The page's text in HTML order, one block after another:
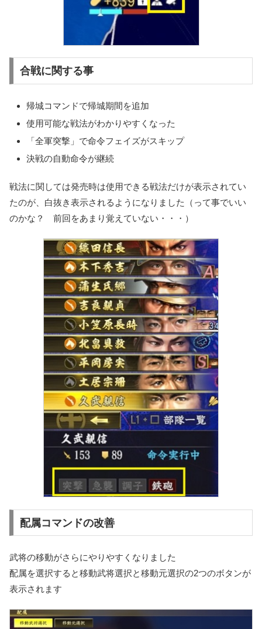
合戦に関する事
帰城コマンドで帰城期間を追加
使用可能な戦法がわかりやすくなった
「全軍突撃」で命令フェイズがスキップ
決戦の自動命令が継続
戦法に関しては発売時は使用できる戦法だけが表示されてい
たのが、白抜き表示されるようになりました（って事でいい
のかな？ 前回をあまり覚えていない・・・）
配属コマンドの改善
武将の移動がさらにやりやすくなりました
配属を選択すると移動武将選択と移動元選択の2つのボタンが
表示されます